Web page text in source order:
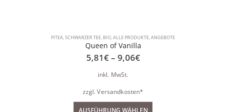
PITEA,SCHWARZER TEE, BIO,ALLE PRODUKTE,ANGEBOTE
Queen of Vanilla
5,81€– 9,06€
inkl. MwSt.
zzgl.Versandkosten*
AUSFÜHRUNG WÄHLEN